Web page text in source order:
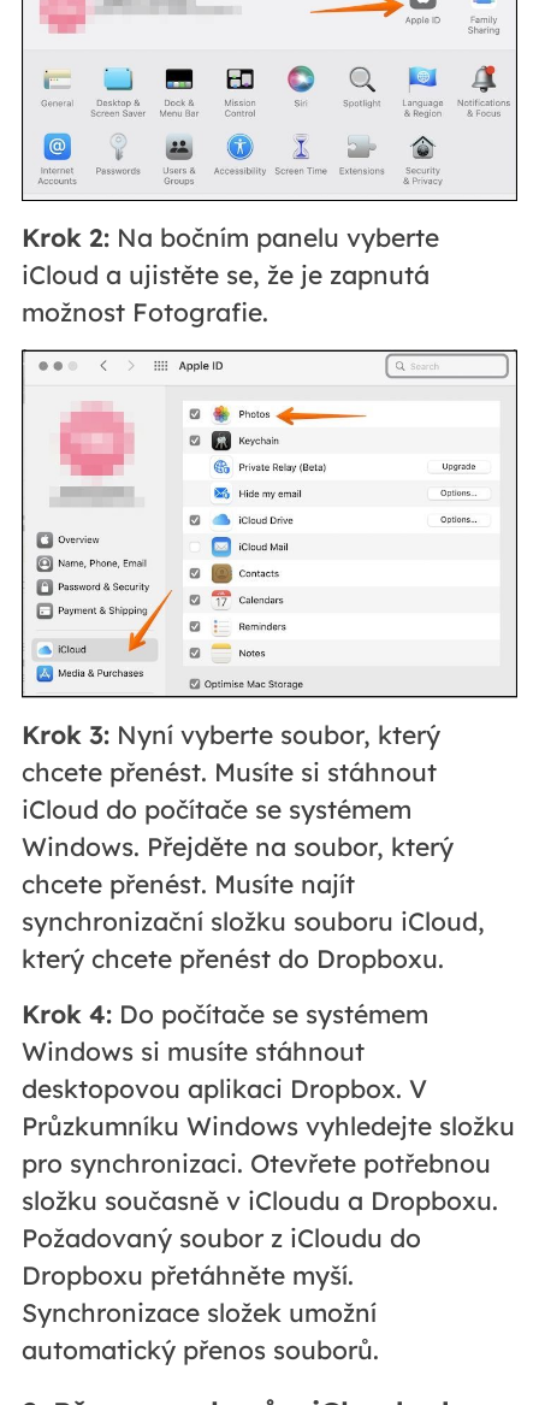
Krok 2:Na bočním panelu vyberte
iCloud a ujistěte se, že je zapnutá
možnost Fotografie.
Krok 3:Nyní vyberte soubor, který
chcete přenést. Musíte si stáhnout
iCloud do počítače se systémem
Windows. Přejděte na soubor, který
chcete přenést. Musíte najít
synchronizační složku souboru iCloud,
který chcete přenést do Dropboxu.
Krok 4:Do počítače se systémem
Windows si musíte stáhnout
desktopovou aplikaci Dropbox. V
Průzkumníku Windows vyhledejte složku
pro synchronizaci. Otevřete potřebnou
složku současně v iCloudu a Dropboxu.
Požadovaný soubor z iCloudu do
Dropboxu přetáhněte myší.
Synchronizace složek umožní
automatický přenos souborů.